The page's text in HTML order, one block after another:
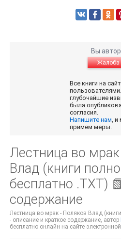
Вы
Жалоба
Все книги на
глубочайшие
была
согласия.
Напишите нам, и
примем меры.
Лестница во
Влад (книги
бесплатно .TXT)
содержание
Лестница во мрак - Поляков Влад
- описание и краткое содержание, автор
бесплатно онлайн на сайте